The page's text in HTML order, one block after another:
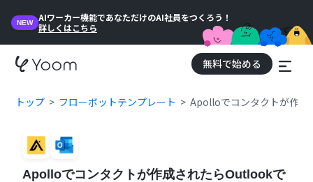
NEW
AIワーカー機能であなただけのAI社員をつくろう！
詳しくはこちら
無料で始める
トップ フローボットテンプレート Apolloでコンタクトが作
Apolloでコンタクトが作成されたらOutlookで